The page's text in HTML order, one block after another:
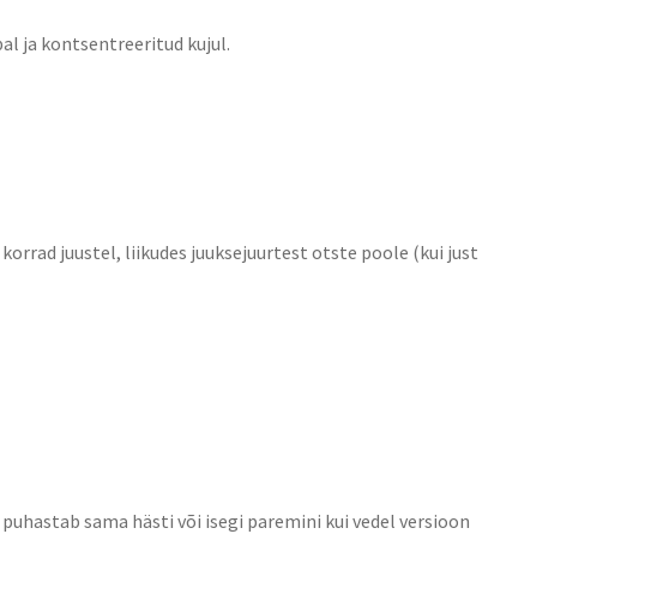
ja kontsentreeritud kujul.
juustel, liikudes juuksejuurtest otste poole (kui just
sama hästi või isegi paremini kui vedel versioon